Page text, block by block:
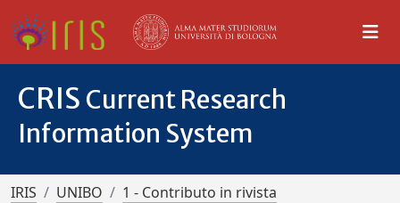
CRIS Current Research
Information System
IRIS UNIBO
1 - Contributo in rivista